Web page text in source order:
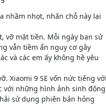
nhầm nhọt, nhấn chỗ này lại
vỡ mặt tiền. Mỗi ngày bạn sử
vẫn tiềm ẩn nguy cơ gây
và các em ấy không hề yêu
Xiaomi 9 SE vốn nức tiếng với
với những hình ảnh sinh động
sử dụng phiên bản hỏng